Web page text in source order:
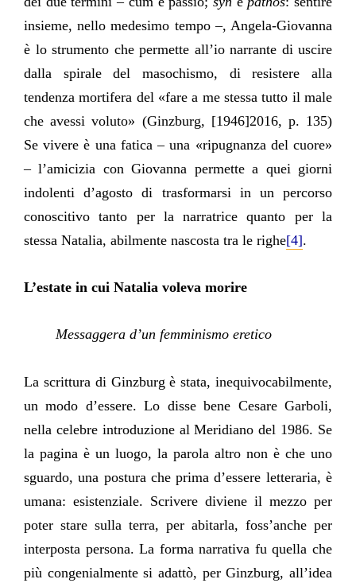
insieme, nello medesimo tempo –, Angela-Giovanna
è lo strumento che permette all’io narrante di uscire
dalla spirale del masochismo, di resistere alla
tendenza mortifera del «fare a me stessa tutto il male
che avessi voluto» (Ginzburg, [1946]2016, p. 135)
Se vivere è una fatica – una «ripugnanza del cuore»
– l’amicizia con Giovanna permette a quei giorni
indolenti d’agosto di trasformarsi in un percorso
conoscitivo tanto per la narratrice quanto per la
stessa Natalia, abilmente nascosta tra le righe[4].
L’estate in cui Natalia voleva morire
Messaggera d’un femminismo eretico
La scrittura di Ginzburg è stata, inequivocabilmente,
un modo d’essere. Lo disse bene Cesare Garboli,
nella celebre introduzione al Meridiano del 1986. Se
la pagina è un luogo, la parola altro non è che uno
sguardo, una postura che prima d’essere letteraria, è
umana: esistenziale. Scrivere diviene il mezzo per
poter stare sulla terra, per abitarla, foss’anche per
interposta persona. La forma narrativa fu quella che
più congenialmente si adattò, per Ginzburg, all’idea